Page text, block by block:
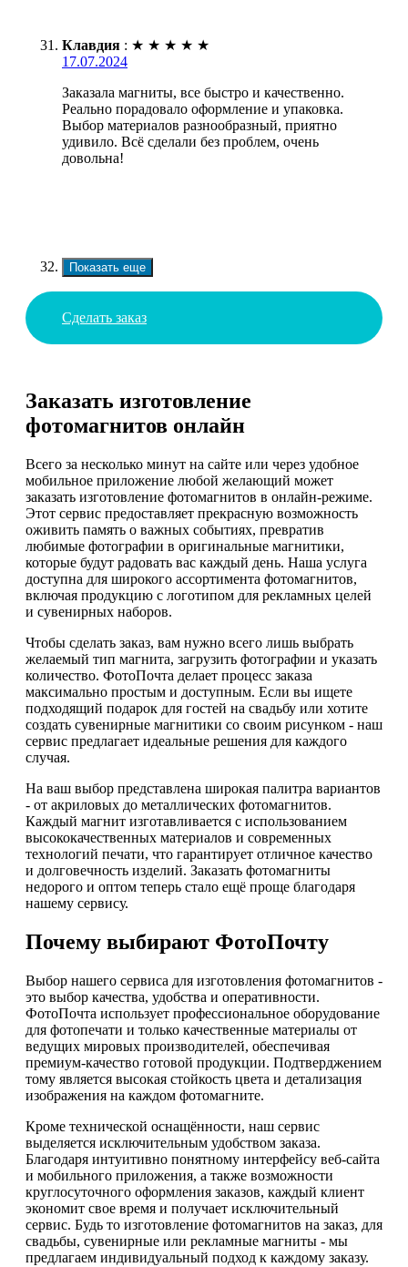
Клавдия : ★ ★ ★ ★ ★
17.07.2024
Заказала магниты, все быстро и качественно.
Реально порадовало оформление и упаковка.
Выбор материалов разнообразный, приятно
удивило. Всё сделали без проблем, очень
довольна!
Показать еще
Сделать заказ
Заказать изготовление
фотомагнитов онлайн
Всего за несколько минут на сайте или через удобное
мобильное приложение любой желающий может
заказать изготовление фотомагнитов в онлайн-режиме.
Этот сервис предоставляет прекрасную возможность
оживить память о важных событиях, превратив
любимые фотографии в оригинальные магнитики,
которые будут радовать вас каждый день. Наша услуга
доступна для широкого ассортимента фотомагнитов,
включая продукцию с логотипом для рекламных целей
и сувенирных наборов.
Чтобы сделать заказ, вам нужно всего лишь выбрать
желаемый тип магнита, загрузить фотографии и указать
количество. ФотоПочта делает процесс заказа
максимально простым и доступным. Если вы ищете
подходящий подарок для гостей на свадьбу или хотите
создать сувенирные магнитики со своим рисунком - наш
сервис предлагает идеальные решения для каждого
случая.
На ваш выбор представлена широкая палитра вариантов
- от акриловых до металлических фотомагнитов.
Каждый магнит изготавливается с использованием
высококачественных материалов и современных
технологий печати, что гарантирует отличное качество
и долговечность изделий. Заказать фотомагниты
недорого и оптом теперь стало ещё проще благодаря
нашему сервису.
Почему выбирают ФотоПочту
Выбор нашего сервиса для изготовления фотомагнитов -
это выбор качества, удобства и оперативности.
ФотоПочта использует профессиональное оборудование
для фотопечати и только качественные материалы от
ведущих мировых производителей, обеспечивая
премиум-качество готовой продукции. Подтверджением
тому является высокая стойкость цвета и детализация
изображения на каждом фотомагните.
Кроме технической оснащённости, наш сервис
выделяется исключительным удобством заказа.
Благодаря интуитивно понятному интерфейсу веб-сайта
и мобильного приложения, а также возможности
круглосуточного оформления заказов, каждый клиент
экономит свое время и получает исключительный
сервис. Будь то изготовление фотомагнитов на заказ, для
свадьбы, сувенирные или рекламные магниты - мы
предлагаем индивидуальный подход к каждому заказу.